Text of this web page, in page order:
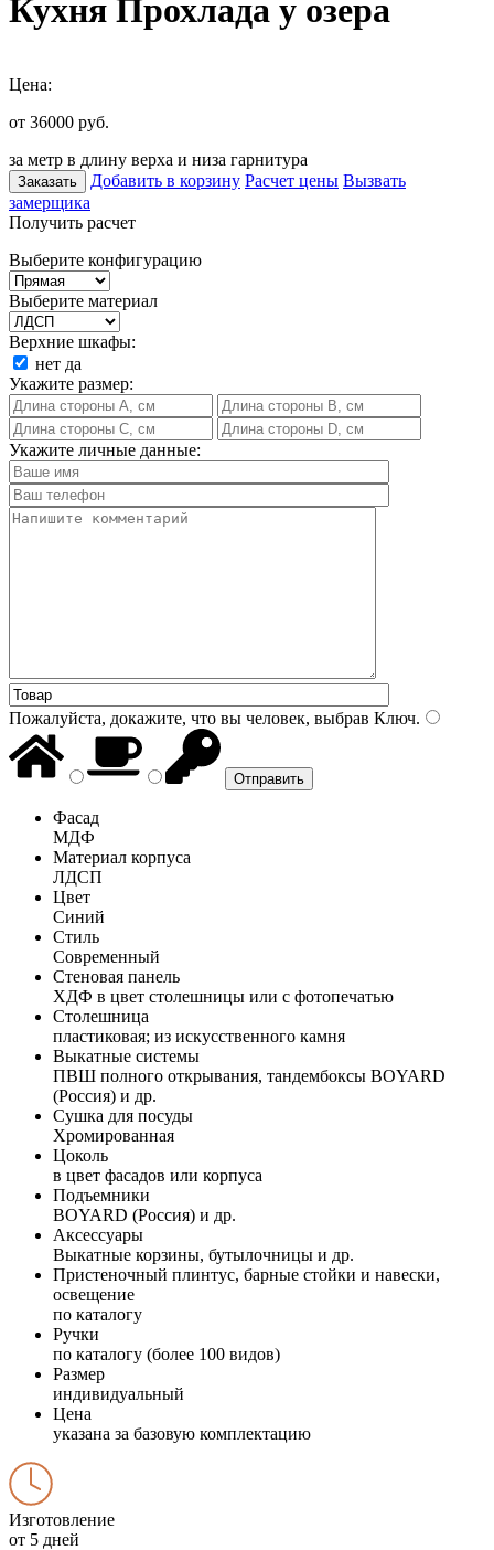
Кухня Прохлада у озера
Цена:
от 36000 руб.
за метр в длину верха и низа гарнитура
Заказать Добавить в корзину Расчет цены Вызвать
замерщика
Получить расчет
Выберите конфигурацию
Выберите материал
Верхние шкафы:
нет да
Укажите размер:
Укажите личные данные:
Пожалуйста, докажите, что вы человек, выбрав Ключ.
Фасад
МДФ
Материал корпуса
ЛДСП
Цвет
Синий
Стиль
Современный
Стеновая панель
ХДФ в цвет столешницы или с фотопечатью
Столешница
пластиковая; из искусственного камня
Выкатные системы
ПВШ полного открывания, тандембоксы BOYARD
(Россия) и др.
Сушка для посуды
Хромированная
Цоколь
в цвет фасадов или корпуса
Подъемники
BOYARD (Россия) и др.
Аксессуары
Выкатные корзины, бутылочницы и др.
Пристеночный плинтус, барные стойки и навески,
освещение
по каталогу
Ручки
по каталогу (более 100 видов)
Размер
индивидуальный
Цена
указана за базовую комплектацию
Изготовление
от 5 дней